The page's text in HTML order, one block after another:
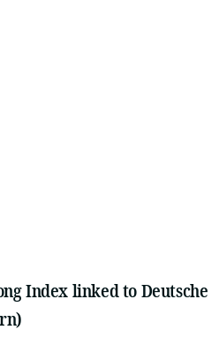
Index linked to Deutsche